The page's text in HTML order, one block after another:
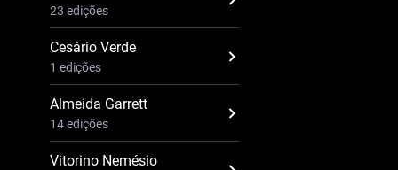
23 edições
Cesário Verde
1 edições
Almeida Garrett
14 edições
Vitorino Nemésio